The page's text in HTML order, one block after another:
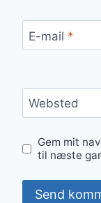
E-mail *
Websted
Gem mit
til næste